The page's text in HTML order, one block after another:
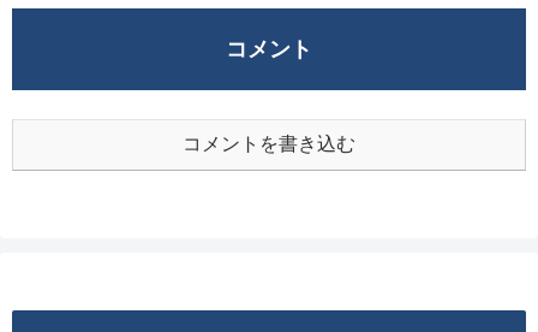
コメント
コメントを書き込む